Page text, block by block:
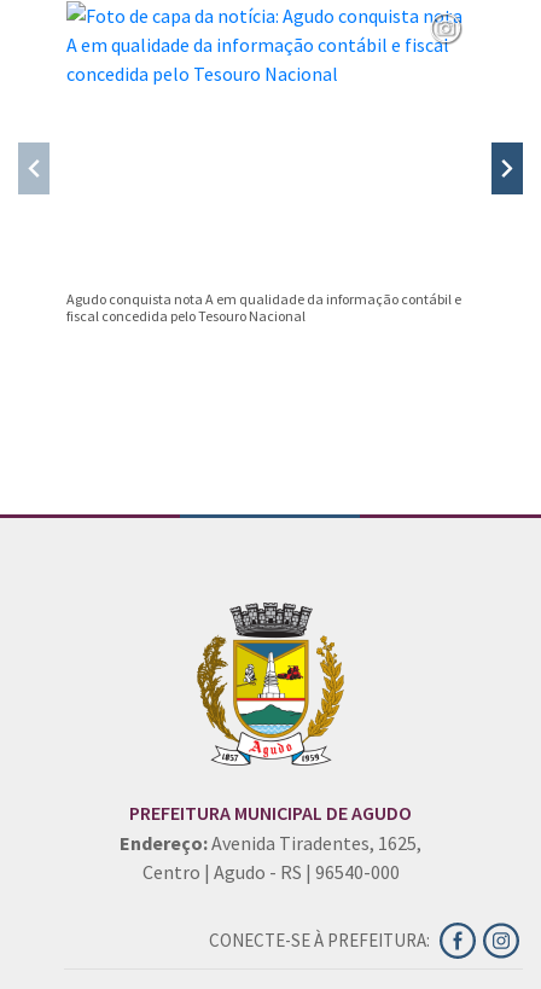
Agudo conquista nota A em qualidade da informação contábil e
fiscal concedida pelo Tesouro Nacional
PREFEITURA MUNICIPAL DE AGUDO
Endereço:Avenida Tiradentes, 1625,
Centro | Agudo - RS | 96540-000
CONECTE-SE À PREFEITURA: